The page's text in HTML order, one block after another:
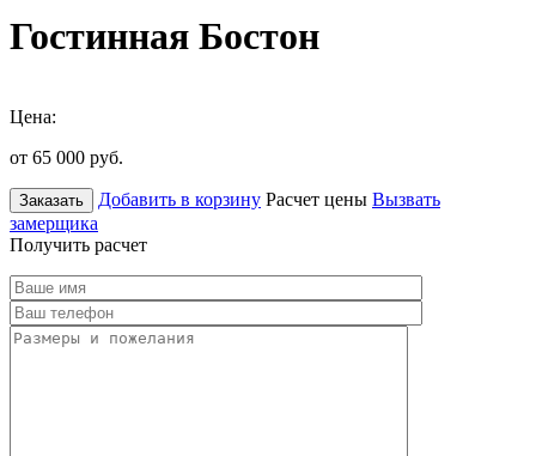
Гостинная Бостон
Цена:
от 65 000 руб.
Заказать Добавить в корзину Расчет цены Вызвать
замерщика
Получить расчет